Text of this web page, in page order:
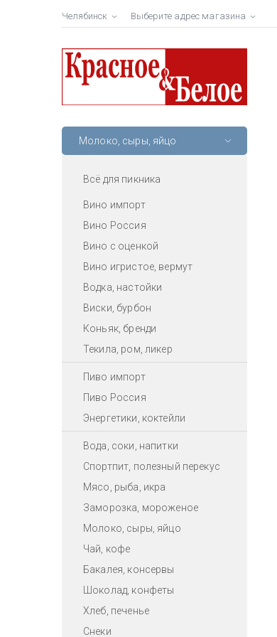
Челябинск Выберите адрес магазина
Молоко, сыры, яйцо
Всё для пикника
Вино импорт
Вино Россия
Вино с оценкой
Вино игристое, вермут
Водка, настойки
Виски, бурбон
Коньяк, бренди
Текила, ром, ликер
Пиво импорт
Пиво Россия
Энергетики, коктейли
Вода, соки, напитки
Спортпит, полезный перекус
Мясо, рыба, икра
Заморозка, мороженое
Молоко, сыры, яйцо
Чай, кофе
Бакалея, консервы
Шоколад, конфеты
Хлеб, печенье
Снеки